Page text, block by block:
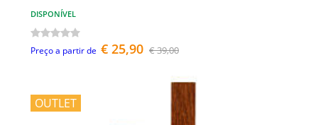
DISPONÍVEL
Preço a partir de € 25,90 € 39,00
OUTLET